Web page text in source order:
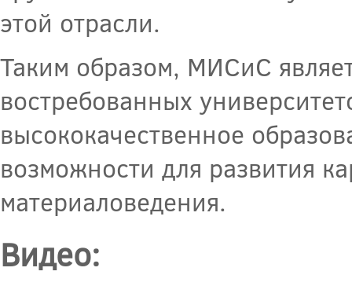
этой отрасли.
Таким образом, МИСиС
востребованных
высококачественное
возможности для развития
материаловедения.
Видео: